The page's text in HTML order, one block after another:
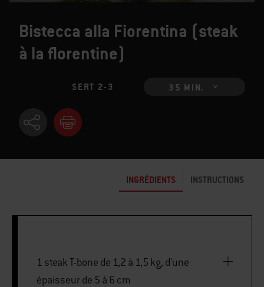
Bistecca alla Fiorentina (steak
à la florentine)
SERT 2-3 35 MIN.
INGRÉDIENTS INSTRUCTIONS
1 steak T-bone de 1,2 à 1,5 kg, d'une
épaisseur de 5 à 6 cm